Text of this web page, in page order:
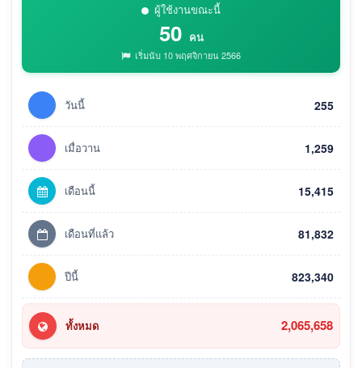
ผู้ใช้งานขณะนี้
50 คน
เริ่มนับ 10 พฤศจิกายน 2566
วันนี้ 255
เมื่อวาน 1,259
เดือนนี้ 15,415
เดือนที่แล้ว 81,832
ปีนี้ 823,340
ทั้งหมด 2,065,658